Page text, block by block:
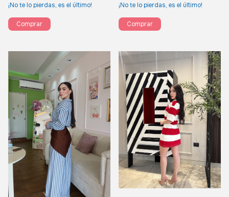
¡No te lo pierdas, es el último!
Comprar
¡No te lo pierdas, es el último!
Comprar